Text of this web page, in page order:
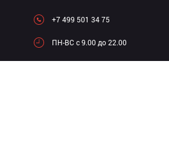
+7 499 501 34 75
ПН-ВC c 9.00 до 22.00